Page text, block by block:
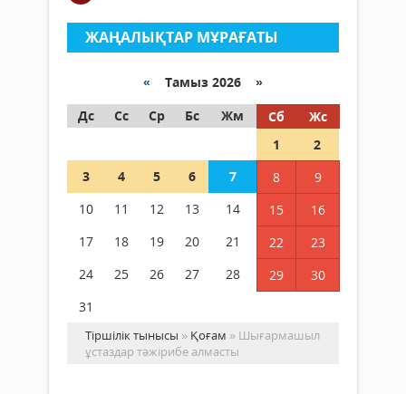
ЖАҢАЛЫҚТАР МҰРАҒАТЫ
« Тамыз 2026 »
Дс
Сс Ср Бс Жм Сб
Жс
1
2
3
4 5 6 7 8
9
10
11 12 13 14 15
16
17
18 19 20 21 22
23
24
25 26 27 28 29
30
31
Тіршілік тынысы » Қоғам » Шығармашыл
ұстаздар тәжірибе алмасты